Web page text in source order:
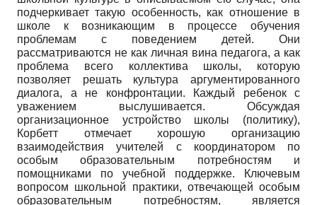
подчеркивает такую особенность, как отношение в
школе к возникающим в процессе обучения
проблемам с поведением детей. Они
рассматриваются не как личная вина педагога, а как
проблема всего коллектива школы, которую
позволяет решать культура аргументированного
диалога, а не конфронтации. Каждый ребенок с
уважением выслушивается. Обсуждая
организационное устройство школы (политику),
Корбетт отмечает хорошую организацию
взаимодействия учителей с координатором по
особым образовательным потребностям и
помощниками по учебной поддержке. Ключевым
вопросом школьной практики, отвечающей особым
образовательным потребностям, является